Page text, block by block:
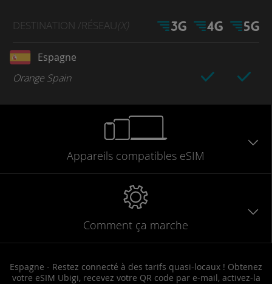
DESTINATION /RÉSEAU(X)
Espagne
Orange Spain
Appareils compatibles eSIM
Comment ça marche
Espagne - Restez connecté à des tarifs quasi-locaux ! Obtenez
votre eSIM Ubigi, recevez votre QR code par e-mail, activez-la